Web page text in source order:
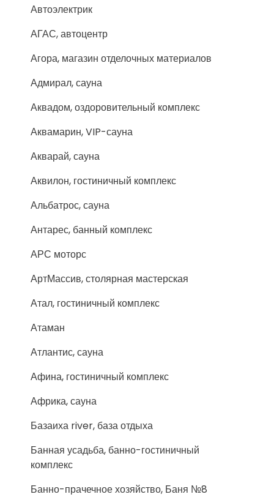
Автоэлектрик
АГАС, автоцентр
Агора, магазин отделочных материалов
Адмирал, сауна
Аквадом, оздоровительный комплекс
Аквамарин, VIP-сауна
Акварай, сауна
Аквилон, гостиничный комплекс
Альбатрос, сауна
Антарес, банный комплекс
АРС моторс
АртМассив, столярная мастерская
Атал, гостиничный комплекс
Атаман
Атлантис, сауна
Афина, гостиничный комплекс
Африка, сауна
Базаиха river, база отдыха
Банная усадьба, банно-гостиничный
комплекс
Банно-прачечное хозяйство, Баня №8